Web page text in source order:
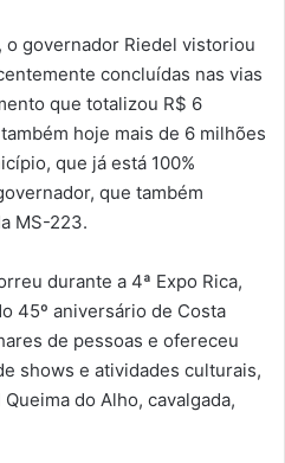
o governador Riedel vistoriou
concluídas nas vias
que totalizou R$ 6
hoje mais de 6 milhões
que já está 100%
que também
MS-223.
durante a 4ª Expo Rica,
45º aniversário de Costa
de pessoas e ofereceu
shows e atividades culturais,
do Alho, cavalgada,